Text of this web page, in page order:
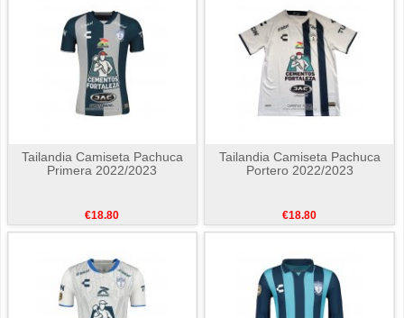
Tailandia Camiseta Pachuca
Primera 2022/2023
€18.80
Tailandia Camiseta Pachuca
Portero 2022/2023
€18.80